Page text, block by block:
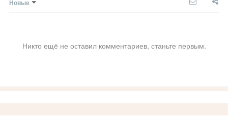
Новые
Никто ещё не оставил комментариев, станьте первым.